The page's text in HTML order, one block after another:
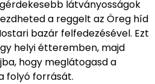
látványosságok
a reggelt az Öreg híd
bazár felfedezésével. Ezt
helyi étteremben, majd
hogy meglátogasd a
folyó forrását.